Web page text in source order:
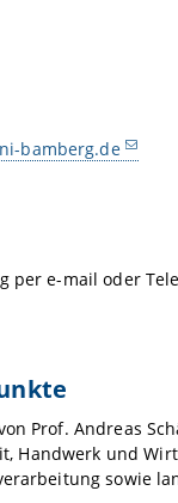
bamberg.de
per e-mail oder
Prof. Andreas
Handwerk und
sowie